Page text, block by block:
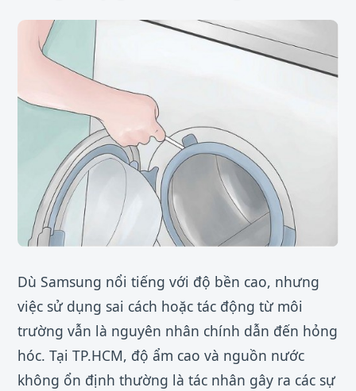
Dù Samsung nổi tiếng với độ bền cao, nhưng
việc sử dụng sai cách hoặc tác động từ môi
trường vẫn là nguyên nhân chính dẫn đến hỏng
hóc. Tại TP.HCM, độ ẩm cao và nguồn nước
không ổn định thường là tác nhân gây ra các sự